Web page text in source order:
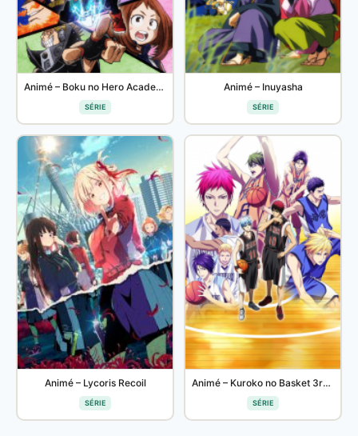
Animé – Boku no Hero Academia 2
SÉRIE
Animé – Inuyasha
SÉRIE
Animé – Lycoris Recoil
SÉRIE
Animé – Kuroko no Basket 3rd SEASON
SÉRIE